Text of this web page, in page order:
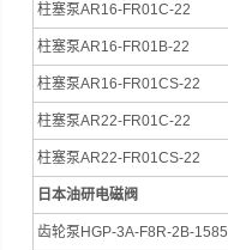
柱塞泵AR16-FR01C-22
柱塞泵AR16-FR01B-22
柱塞泵AR16-FR01CS-22
柱塞泵AR22-FR01C-22
柱塞泵AR22-FR01CS-22
日本油研电磁阀
齿轮泵HGP-3A-F8R-2B-1585